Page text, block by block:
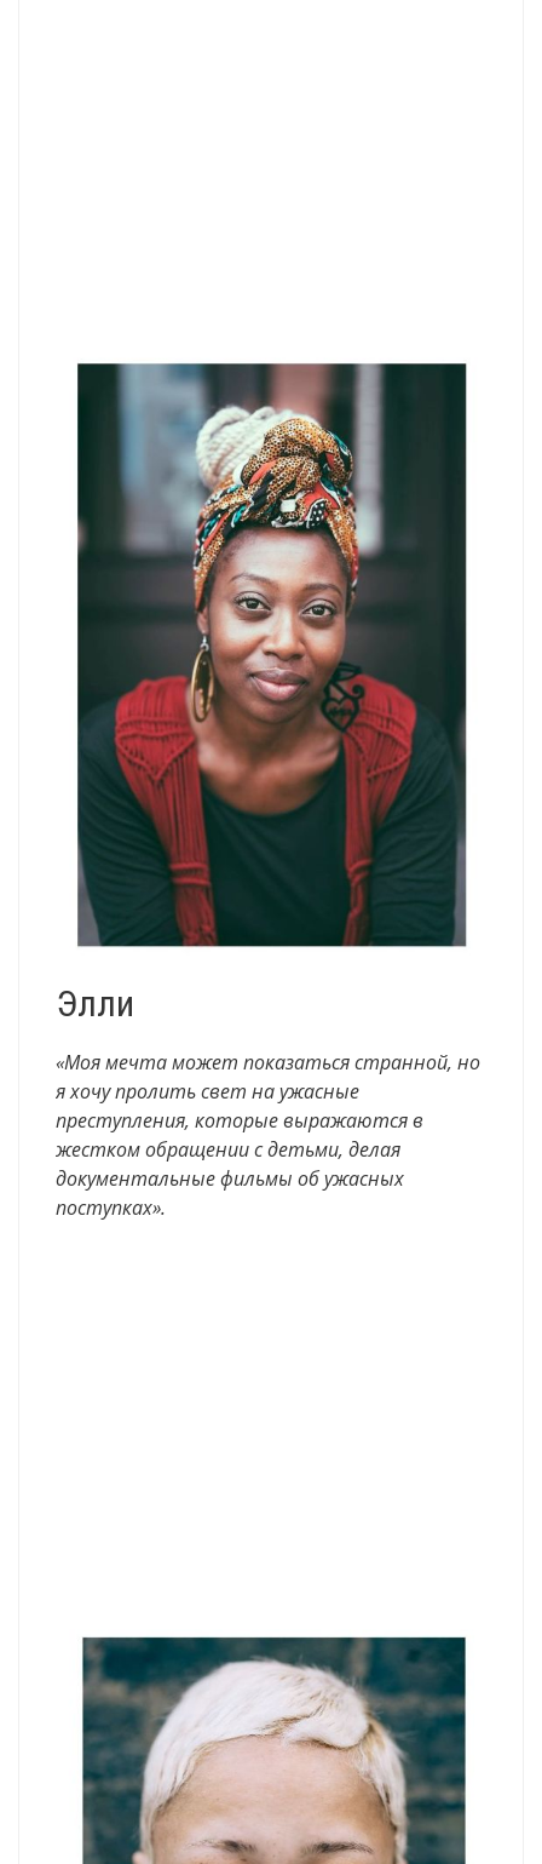
Элли
«Моя мечта может показаться странной, но
я хочу пролить свет на ужасные
преступления, которые выражаются в
жестком обращении с детьми, делая
документальные фильмы об ужасных
поступках».